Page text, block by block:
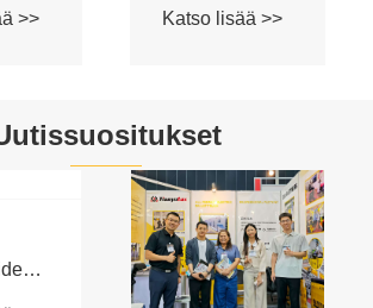
>>
Katso lisää >>